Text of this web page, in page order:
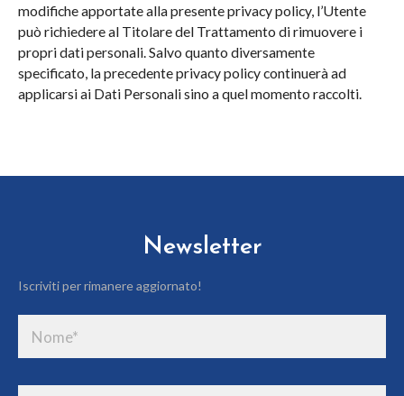
modifiche apportate alla presente privacy policy, l’Utente
può richiedere al Titolare del Trattamento di rimuovere i
propri dati personali. Salvo quanto diversamente
specificato, la precedente privacy policy continuerà ad
applicarsi ai Dati Personali sino a quel momento raccolti.
Newsletter
Iscriviti per rimanere aggiornato!